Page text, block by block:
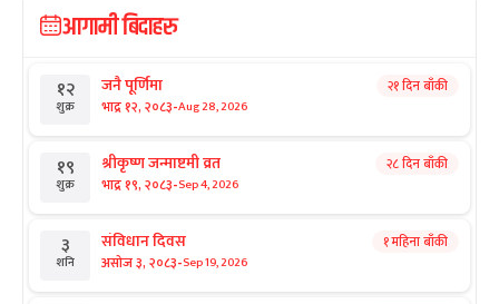
आगामी बिदाहरु
१२
शुक्र
जनै पूर्णिमा
भाद्र १२, २०८३-Aug 28, 2026
२१ दिन बाँकी
१९
शुक्र
श्रीकृष्ण जन्माष्टमी व्रत
भाद्र १९, २०८३-Sep 4, 2026
२८ दिन बाँकी
३
शनि
संविधान दिवस
असोज ३, २०८३-Sep 19, 2026
१ महिना बाँकी